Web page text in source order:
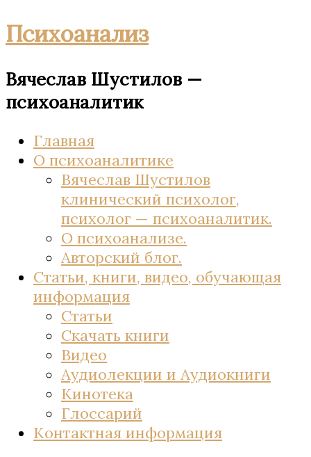
Психоанализ
Вячеслав Шустилов —
психоаналитик
Главная
О психоаналитике
Вячеслав Шустилов
клинический психолог,
психолог — психоаналитик.
О психоанализе.
Авторский блог.
Статьи, книги, видео, обучающая
информация
Статьи
Скачать книги
Видео
Аудиолекции и Аудиокниги
Кинотека
Глоссарий
Контактная информация